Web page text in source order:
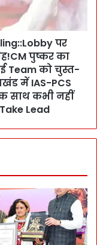
पर
पुष्कर का
Team को चुस्त-
में IAS-PCS
साथ कभी नहीं
Lead